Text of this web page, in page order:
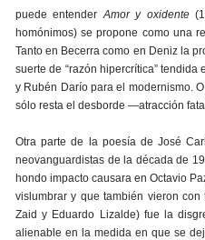
puede entenderAmor y oxidente
homónimos) se propone como una
Tanto en Becerra como en Deniz la
suerte de “razón hipercrítica”
y Rubén Darío para el modernismo.
sólo resta el desborde —atracción
Otra parte de la poesía de José
neovanguardistas de la década de
hondo impacto causara en Octavio
vislumbrar y que también vieron
Zaid y Eduardo Lizalde) fue la
alienable en la medida en que se